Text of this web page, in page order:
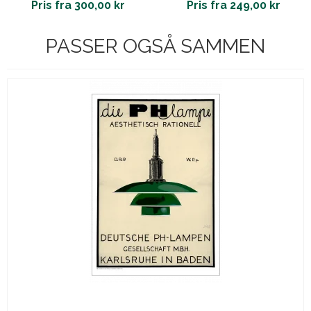
Pris fra 300,00 kr Pris fra 249,00 kr
PASSER OGSÅ SAMMEN